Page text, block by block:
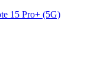
15 Pro+ (5G)